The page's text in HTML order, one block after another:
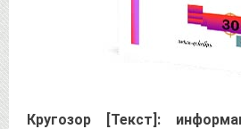
Кругозор [Текст]: